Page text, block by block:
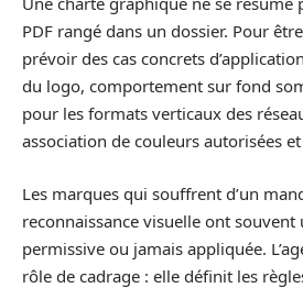
PDF rangé dans un dossier. Pour
prévoir des cas concrets
du logo, comportement sur fond
pour les formats verticaux des
association de couleurs autorisées
Les marques qui souffrent d’un
reconnaissance visuelle ont
permissive ou jamais appliquée.
rôle de cadrage : elle définit les